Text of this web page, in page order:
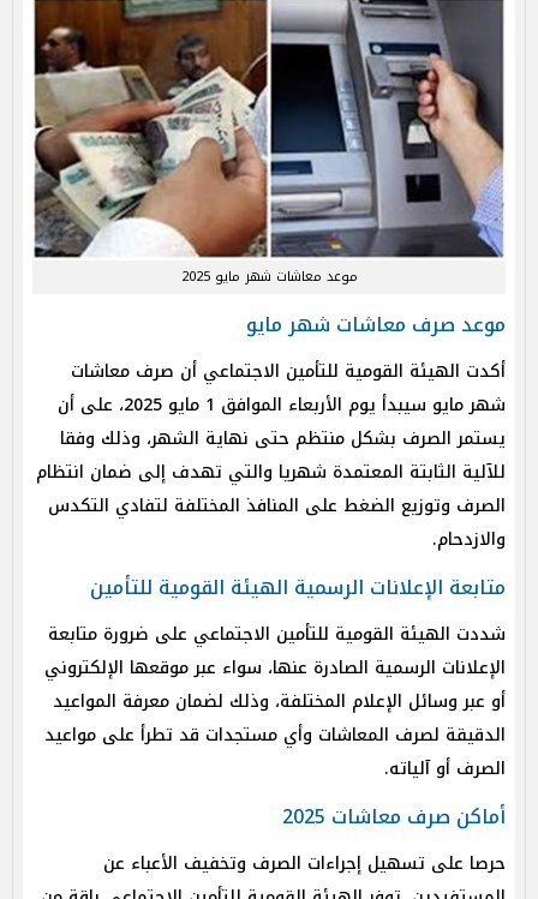
موعد معاشات شهر مايو 2025
موعد صرف معاشات شهر مايو
أكدت الهيئة القومية للتأمين الاجتماعي أن صرف معاشات
شهر مايو سيبدأ يوم الأربعاء الموافق 1 مايو 2025، على أن
يستمر الصرف بشكل منتظم حتى نهاية الشهر، وذلك وفقا
للآلية الثابتة المعتمدة شهريا والتي تهدف إلى ضمان انتظام
الصرف وتوزيع الضغط على المنافذ المختلفة لتفادي التكدس
والازدحام.
متابعة الإعلانات الرسمية الهيئة القومية للتأمين
شددت الهيئة القومية للتأمين الاجتماعي على ضرورة متابعة
الإعلانات الرسمية الصادرة عنها، سواء عبر موقعها الإلكتروني
أو عبر وسائل الإعلام المختلفة، وذلك لضمان معرفة المواعيد
الدقيقة لصرف المعاشات وأي مستجدات قد تطرأ على مواعيد
الصرف أو آلياته.
أماكن صرف معاشات 2025
حرصا على تسهيل إجراءات الصرف وتخفيف الأعباء عن